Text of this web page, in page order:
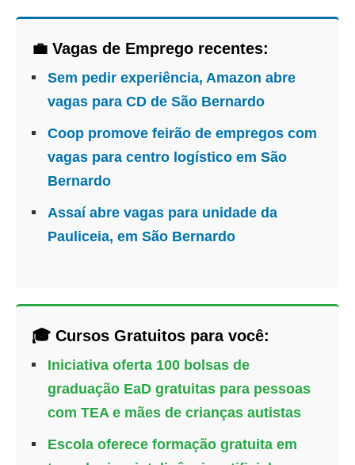
💼 Vagas de Emprego recentes:
Sem pedir experiência, Amazon abre
vagas para CD de São Bernardo
Coop promove feirão de empregos com
vagas para centro logístico em São
Bernardo
Assaí abre vagas para unidade da
Pauliceia, em São Bernardo
🎓 Cursos Gratuitos para você:
Iniciativa oferta 100 bolsas de
graduação EaD gratuitas para pessoas
com TEA e mães de crianças autistas
Escola oferece formação gratuita em